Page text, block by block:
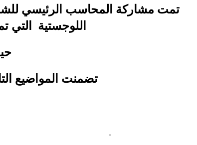
تمت مشاركة المحاسب الرئيسي
اللوجستية التي
تضمنت المواضيع